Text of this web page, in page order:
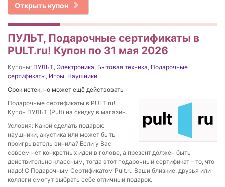
Открыть купон
ПУЛЬТ, Подарочные сертификаты в
PULT.ru! Купон по 31 мая 2026
Купоны: ПУЛЬТ Электроника Бытовая техника Подарочные
сертификаты Игры Наушники
Срок истек, но может ещё действовать
Подарочные сертификаты в PULT.ru!
Купон ПУЛЬТ (Pult) на скидку в магазин.
Условия: Какой сделать подарок:
наушники, акустика или может быть
проигрыватель винила? Если у Вас
совсем нет конкретных идей в голове, а презент должен быть
действительно классным, тогда этот подарочный сертификат – то, что
надо! С Подарочным Сертификатом Pult.ru Ваши близкие, друзья или
коллеги смогут выбрать себе отличный подарок.